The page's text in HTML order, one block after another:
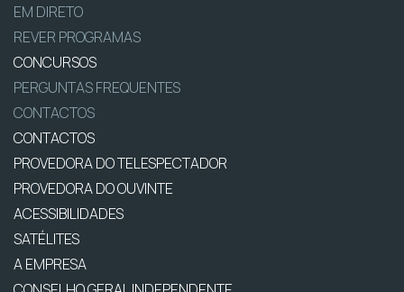
EM DIRETO
REVER PROGRAMAS
CONCURSOS
PERGUNTAS FREQUENTES
CONTACTOS
CONTACTOS
PROVEDORA DO TELESPECTADOR
PROVEDORA DO OUVINTE
ACESSIBILIDADES
SATÉLITES
A EMPRESA